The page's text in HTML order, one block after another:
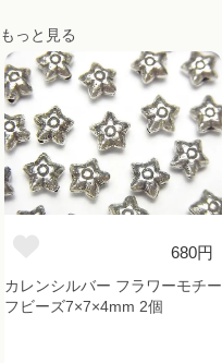
もっと見る
680円
カレンシルバー フラワーモチー
フビーズ7×7×4mm 2個